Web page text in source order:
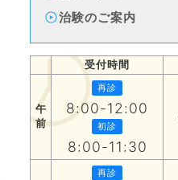
治験のご案内
受付時間
午
前
再診
8:00-12:00
初診
8:00-11:30
再診